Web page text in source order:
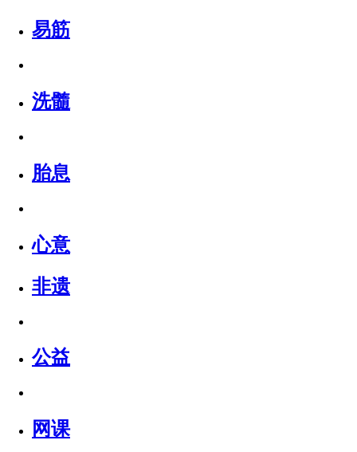
易筋
洗髓
胎息
心意
非遗
公益
网课